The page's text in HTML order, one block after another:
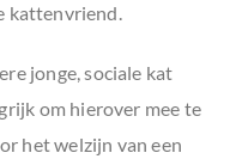
kattenvriend.
jonge, sociale kat
om hierover mee te
het welzijn van een